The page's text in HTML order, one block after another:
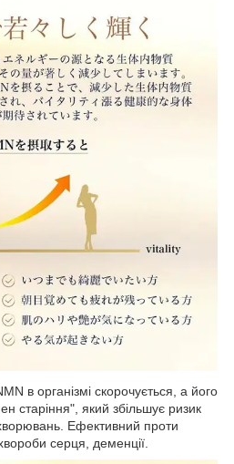
в організмі скорочується, а його
старіння", який збільшує ризик
Ефективний проти
серця, деменції.